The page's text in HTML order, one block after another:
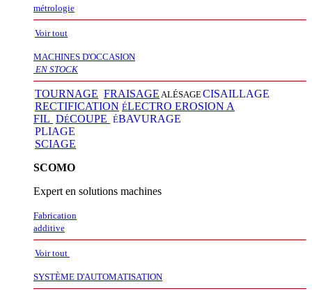
métrologie
Voir tout
MACHINES D'OCCASION
EN STOCK
TOURNAGE FRAISAGE ALÉSAGECISAILLAGE
RECTIFICATION ÉLECTRO EROSION A
FIL DÉCOUPE ÉBAVURAGE
PLIAGE
SCIAGE
SCOMO
Expert en solutions machines
Fabrication
additive
Voir tout
SYSTÈME D'AUTOMATISATION